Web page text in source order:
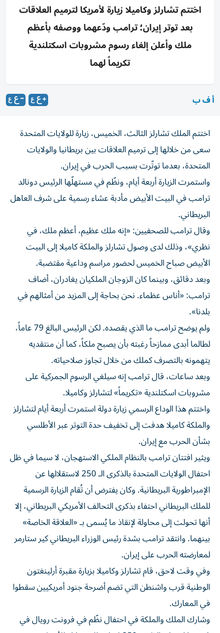
اختتم تشارلز وكاميلا زيارة لأمريكا لترميم العلاقات
بعد توتر إيران؛ ترامب ودّعهما ووصفه بأعظم
ملك وأعلن إلغاء رسوم مشروبات اسكتلندية
تكريماً لهما
أ ف ب
اختتم الملك تشارلز الثالث، الخميس، زيارة للولايات المتحدة
سعى من خلالها إلى ترميم العلاقات بين بريطانيا والولايات
المتحدة، بعدما توتّرت بسبب الحرب في إيران.
واستمرت الزيارة أربعة أيام، ونظّم في مستهلّها الرئيس دونالد
ترامب في البيت الأبيض مأدبة عشاء رسمية على شرف العاهل
البريطاني.
وقال ترامب للصحفيين: «إنه ملك عظيم، أعظم ملك، في
نظري»، وذلك لدى وصول تشارلز والملكة كاميلا إلى البيت
الأبيض صباح الخميس لحضور مراسم وداعية مقتضبة.
وبعد دقائق، وبينما كان الزوجان الملكيان يغادران، أضاف
ترامب: «أناس عظماء. نحن بحاجة إلى المزيد من أمثالهم في
بلدنا».
ولم يوضح ترامب ما الذي يقصده. لكن الرئيس البالغ 79 عاماً،
لطالما أبدى ممازحاً رغبته بأن يصبح ملكاً، كما أن منتقديه
يتهمونه بالتصرف كملك من خلال تجاوز صلاحياته.
وبعد ساعات، قال ترامب إنه سيلغي الرسوم الجمركية على
مشروبات اسكتلندية «تكريماً» لتشارلز وكاميلا.
واختتم هذا الوداع الرسمي زيارة دولة استمرت أربعة أيام لتشارلز
والملكة كاميلا هدفت إلى تخفيف حدة التوتر عبر الأطلسي
بشأن الحرب مع إيران.
ويثير افتتان ترامب بالنظام الملكي الاستهجان، لا سيما في ظل
احتفال الولايات المتحدة بالذكرى الـ 250 لاستقلالها عن
الإمبراطورية البريطانية. وكان يفترض أن تُقام الزيارة الرسمية
للملك البريطاني احتفاء بذكرى التحالف الأمريكي البريطاني، إلا
أنها تحولت إلى محاولة لإنقاذ ما يُسمى بـ «العلاقة الخاصة»
بينهما. وانتقد ترامب بشدة رئيس الوزراء البريطاني كير ستارمر
لمعارضته الحرب على إيران.
وفي وقت لاحق، قام تشارلز وكاميلا بزيارة مقبرة أرلينغتون
الوطنية قرب واشنطن التي تضم أضرحة جنود أمريكيين سقطوا
في المعارك.
وشارك الملك والملكة في احتفال نظّم في فرونت رويال في